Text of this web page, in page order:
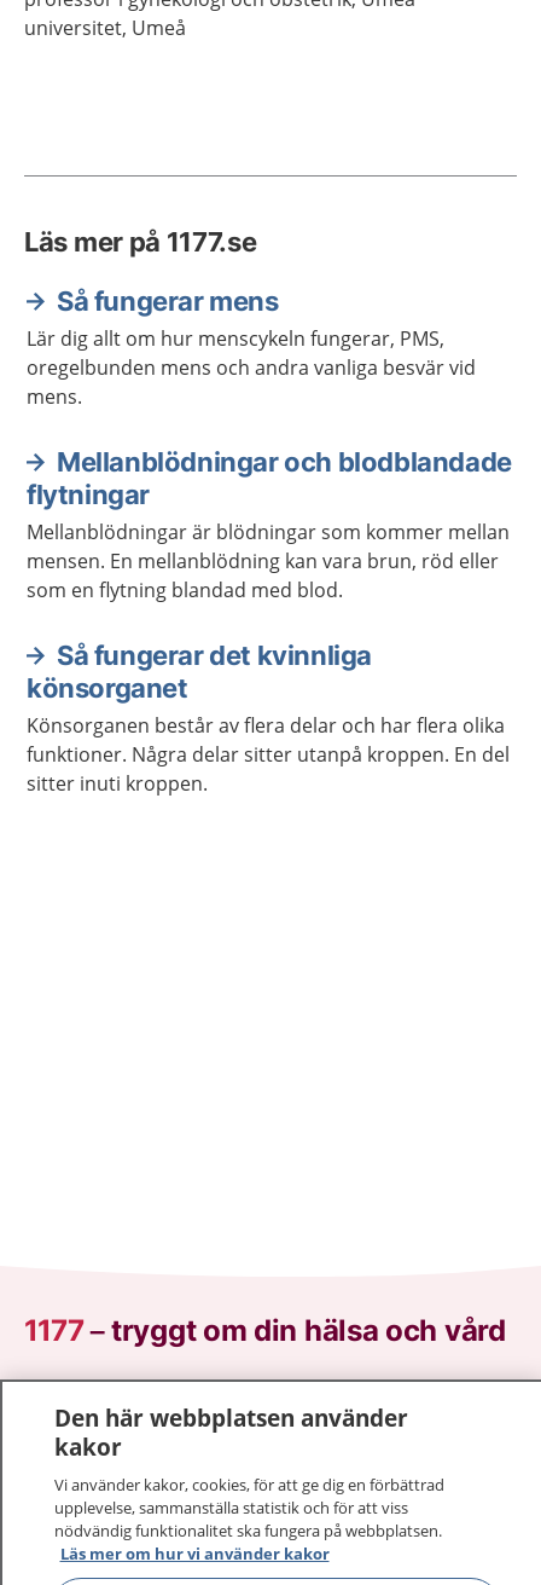
universitet, Umeå
Läs mer på 1177.se
Så fungerar mens
Lär dig allt om hur menscykeln fungerar, PMS,
oregelbunden mens och andra vanliga besvär vid
mens.
Mellanblödningar och blodblandade
flytningar
Mellanblödningar är blödningar som kommer mellan
mensen. En mellanblödning kan vara brun, röd eller
som en flytning blandad med blod.
Så fungerar det kvinnliga
könsorganet
Könsorganen består av flera delar och har flera olika
funktioner. Några delar sitter utanpå kroppen. En del
sitter inuti kroppen.
1177–tryggt om din hälsa och vård
På 1177.se får du råd om hälsa och information om
sjukdomar och vilka mottagningar du kan kontakta.
Logga in för att läsa din journal och göra dina
vårdärenden. Ring telefonnummer 1177 för
sjukvårdsrådgivning dygnet runt.
1177 ger dig råd när du vill må bättre.
Den här webbplatsen använder
kakor
Vi använder kakor, cookies, för att ge dig en förbättrad
upplevelse, sammanställa statistik och för att viss
nödvändig funktionalitet ska fungera på webbplatsen.
Läs mer om hur vi använder kakor